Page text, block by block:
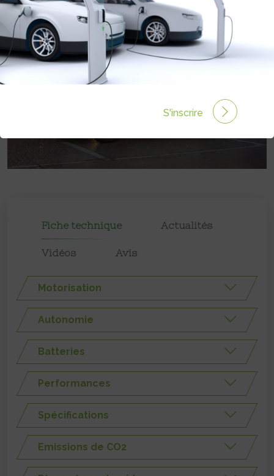
Fiche technique Actualités
Vidéos Avis
Motorisation
Autonomie
Batteries
Performances
Spécifications
Emissions de CO2
S'inscrire